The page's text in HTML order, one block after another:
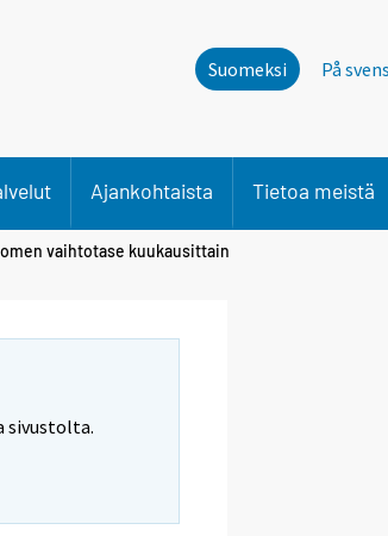
Suomeksi På
Ajankohtaista Tietoa meistä
vaihtotase kuukausittain
sivustolta.